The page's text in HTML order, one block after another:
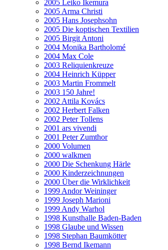
2005 Leiko Ikemura
2005 Arma Christi
2005 Hans Josephsohn
2005 Die koptischen Textilien
2005 Birgit Antoni
2004 Monika Bartholomé
2004 Max Cole
2003 Reliquienkreuze
2004 Heinrich Küpper
2003 Martin Frommelt
2003 150 Jahre!
2002 Attila Kovács
2002 Herbert Falken
2002 Peter Tollens
2001 ars vivendi
2001 Peter Zumthor
2000 Volumen
2000 walkmen
2000 Die Schenkung Härle
2000 Kinderzeichnungen
2000 Über die Wirklichkeit
1999 Andor Weininger
1999 Joseph Marioni
1999 Andy Warhol
1998 Kunsthalle Baden-Baden
1998 Glaube und Wissen
1998 Stephan Baumkötter
1998 Bernd Ikemann